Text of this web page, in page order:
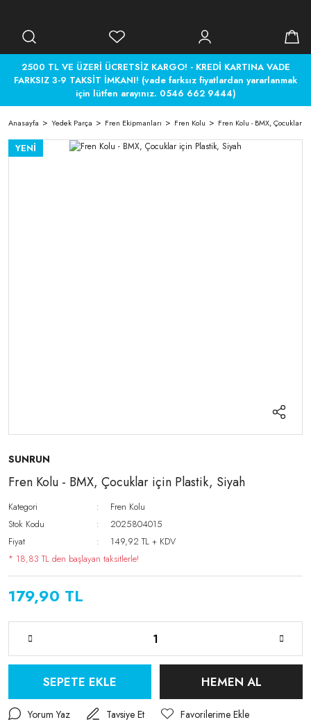
2500 TL VE ÜZERİ ÜCRETSİZ KARGO! - KREDİ KARTINA VADE
FARKSIZ 3-9 TAKSİT İMKANI! (vade farksız fiyatlardan yararlanmak
için lütfen arayınız. 0546 662 9444)
Anasayfa Yedek Parça Fren Ekipmanları Fren Kolu Fren Kolu - BMX, Çocuklar
YENİ
SUNRUN
Fren Kolu - BMX, Çocuklar için Plastik, Siyah
Kategori
Fren Kolu
Stok Kodu
2025804015
Fiyat
149,92 TL + KDV
* 18,83 TL den başlayan taksitlerle!
179,90 TL
SEPETE EKLE HEMEN AL
Yorum Yaz Tavsiye Et